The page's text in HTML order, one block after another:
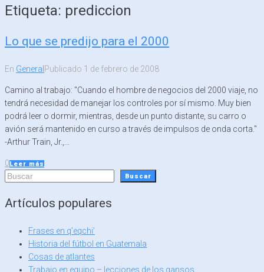
Etiqueta: prediccion
Lo que se predijo para el 2000
En General Publicado 1 de febrero de 2008
Camino al trabajo: "Cuando el hombre de negocios del 2000 viaje, no
tendrá necesidad de manejar los controles por sí mismo. Muy bien
podrá leer o dormir, mientras, desde un punto distante, su carro o
avión será mantenido en curso a través de impulsos de onda corta."
-Arthur Train, Jr.,...
0 Leer más
Buscar Buscar
Artículos populares
Frases en q’eqchi’
Historia del fútbol en Guatemala
Cosas de atlantes
Trabajo en equipo – lecciones de los gansos